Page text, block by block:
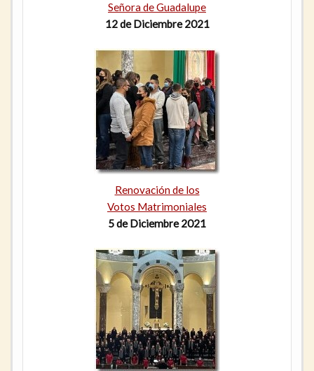
Señora de Guadalupe
12 de Diciembre 2021
Renovación de los
Votos Matrimoniales
5 de Diciembre 2021